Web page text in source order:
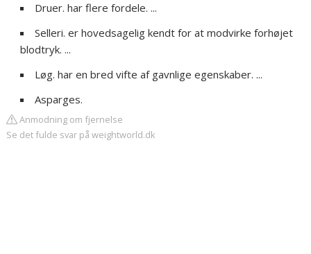
Druer. har flere fordele. ...
Selleri. er hovedsagelig kendt for at modvirke forhøjet
blodtryk. ...
Løg. har en bred vifte af gavnlige egenskaber. ...
Asparges.
Anmodning om fjernelse
Se det fulde svar på weightworld.dk